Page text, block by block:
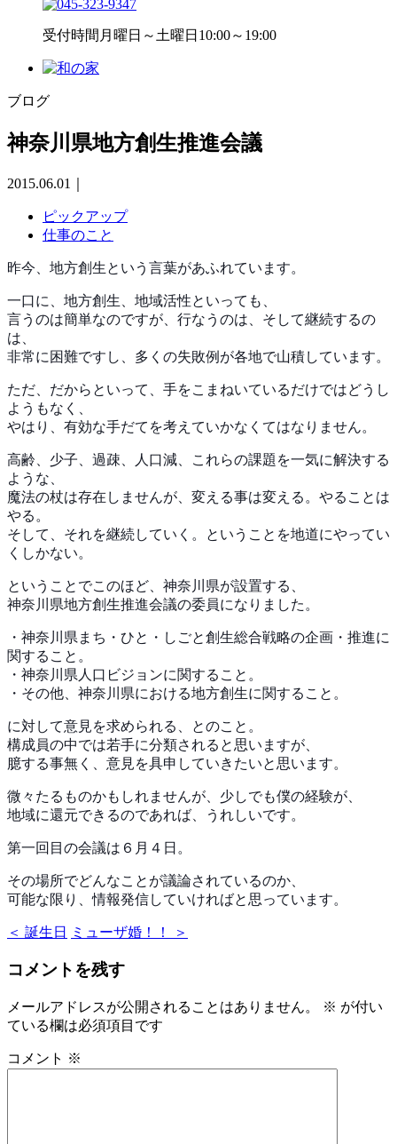
受付時間 月曜日～土曜日10:00～19:00
ブログ
神奈川県地方創生推進会議
2015.06.01
ピックアップ
仕事のこと
昨今、地方創生という言葉があふれています。
一口に、地方創生、地域活性といっても、
言うのは簡単なのですが、行なうのは、そして継続するの
は、
非常に困難ですし、多くの失敗例が各地で山積しています。
ただ、だからといって、手をこまねいているだけではどうし
ようもなく、
やはり、有効な手だてを考えていかなくてはなりません。
高齢、少子、過疎、人口減、これらの課題を一気に解決する
ような、
魔法の杖は存在しませんが、変える事は変える。やることは
やる。
そして、それを継続していく。ということを地道にやってい
くしかない。
ということでこのほど、神奈川県が設置する、
神奈川県地方創生推進会議の委員になりました。
・神奈川県まち・ひと・しごと創生総合戦略の企画・推進に
関すること。
・神奈川県人口ビジョンに関すること。
・その他、神奈川県における地方創生に関すること。
に対して意見を求められる、とのこと。
構成員の中では若手に分類されると思いますが、
臆する事無く、意見を具申していきたいと思います。
微々たるものかもしれませんが、少しでも僕の経験が、
地域に還元できるのであれば、うれしいです。
第一回目の会議は６月４日。
その場所でどんなことが議論されているのか、
可能な限り、情報発信していければと思っています。
＜ 誕生日 ミューザ婚！！ ＞
コメントを残す
メールアドレスが公開されることはありません。 ※ が付い
ている欄は必須項目です
コメント ※